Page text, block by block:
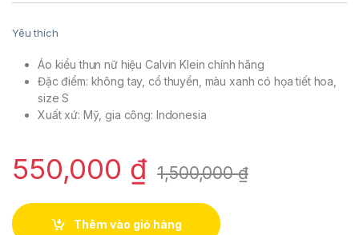
Yêu thích
Áo kiểu thun nữ hiệu Calvin Klein chính hãng
Đặc điểm: không tay, cổ thuyền, màu xanh có họa tiết hoa,
size S
Xuất xứ: Mỹ, gia công: Indonesia
550,000 ₫ 1,500,000₫
Thêm vào giỏ hàng